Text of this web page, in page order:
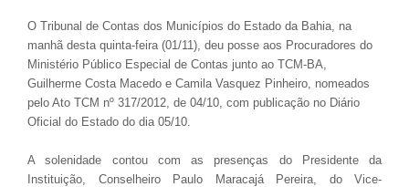
O Tribunal de Contas dos Municípios do Estado da Bahia, na
manhã desta quinta-feira (01/11), deu posse aos Procuradores do
Ministério Público Especial de Contas junto ao TCM-BA,
Guilherme Costa Macedo e Camila Vasquez Pinheiro, nomeados
pelo Ato TCM nº 317/2012, de 04/10, com publicação no Diário
Oficial do Estado do dia 05/10.
A solenidade contou com as presenças do Presidente da
Instituição, Conselheiro Paulo Maracajá Pereira, do Vice-